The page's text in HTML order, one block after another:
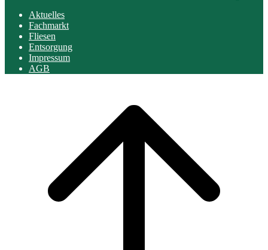
Aktuelles
Fachmarkt
Fliesen
Entsorgung
Impressum
AGB